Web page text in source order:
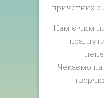
причетних з
Нам є чим
Чекаємо на